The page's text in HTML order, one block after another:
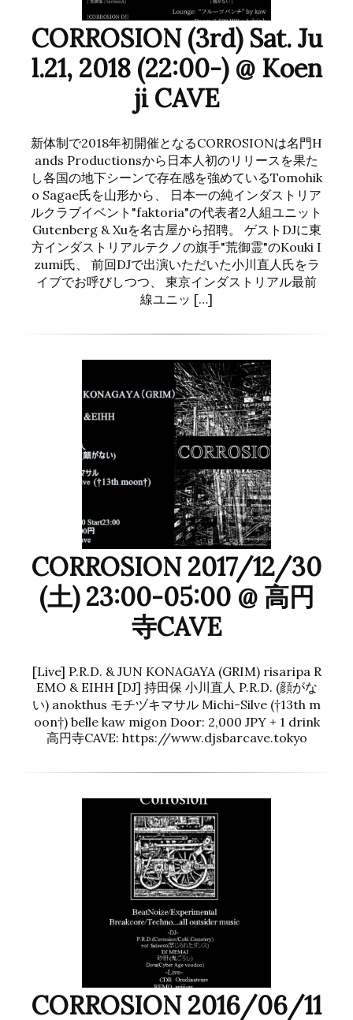
CORROSION (3rd) Sat. Ju
l.21, 2018 (22:00-) @ Koen
ji CAVE
新体制で2018年初開催となるCORROSIONは名門H
ands Productionsから日本人初のリリースを果た
し各国の地下シーンで存在感を強めているTomohik
o Sagae氏を山形から、 日本一の純インダストリア
ルクラブイベント"faktoria"の代表者2人組ユニット
Gutenberg & Xuを名古屋から招聘。 ゲストDJに東
方インダストリアルテクノの旗手"荒御霊"のKouki I
zumi氏、 前回DJで出演いただいた小川直人氏をラ
イブでお呼びしつつ、 東京インダストリアル最前
線ユニッ […]
CORROSION 2017/12/30
(土) 23:00-05:00 @ 高円
寺CAVE
[Live] P.R.D. & JUN KONAGAYA (GRIM) risaripa R
EMO & EIHH [DJ] 持田保 小川直人 P.R.D. (顔がな
い) anokthus モチヅキマサル Michi-Silve (†13th m
oon†) belle kaw migon Door: 2,000 JPY + 1 drink
高円寺CAVE: https://www.djsbarcave.tokyo
CORROSION 2016/06/11